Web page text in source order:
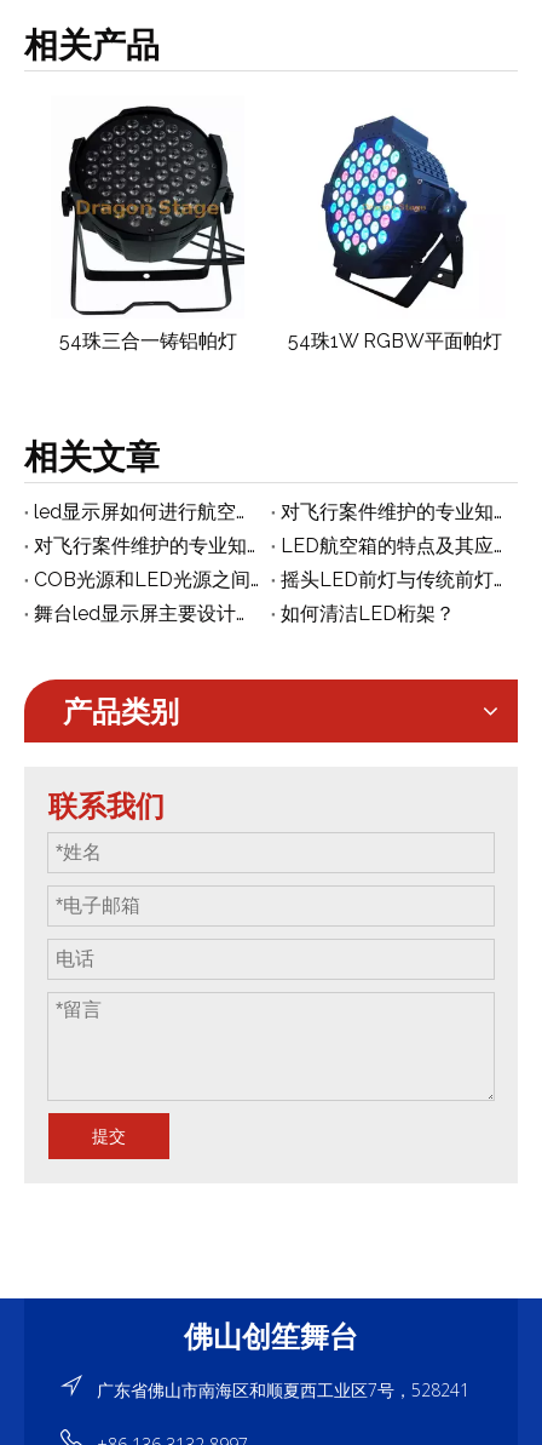
相关产品
54珠三合一铸铝帕灯 54珠1W RGBW平面帕灯
相关文章
led显示屏如何进行航空箱包装和运输？
对飞行案件维护的专业知识
对飞行案件维护的专业知识
LED航空箱的特点及其应用的基本常识
COB光源和LED光源之间有什么区别
摇头LED前灯与传统前灯有什么区别
舞台led显示屏主要设计有哪些
如何清洁LED桁架？
产品类别
联系我们
提交
佛山创笙舞台
广东省佛山市南海区和顺夏西工业区7号，528241